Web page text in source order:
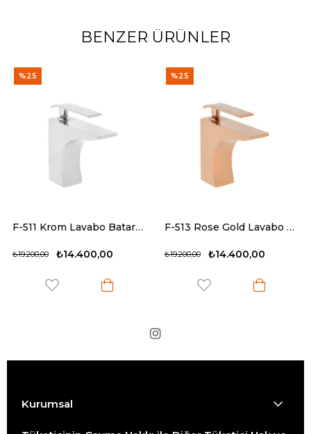
BENZER ÜRÜNLER
F-511 Krom Lavabo Bataryası
₺14.400,00
₺19.200,00
%25
F-513 Rose Gold Lavabo Bataryası
₺14.400,00
₺19.200,00
%25
Kurumsal